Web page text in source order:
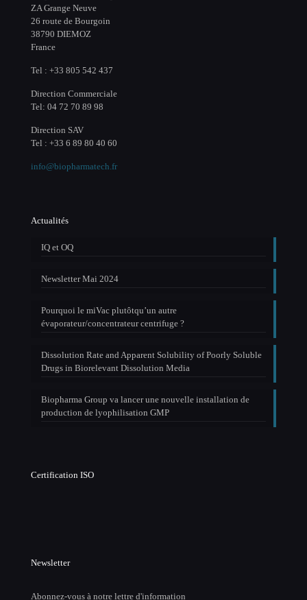
ZA Grange Neuve
26 route de Bourgoin
38790 DIEMOZ
France
Tel : +33 805 542 437
Direction Commerciale
Tel: 04 72 70 89 98
Direction SAV
Tel : +33 6 89 80 40 60
info@biopharmatech.fr
Actualités
IQ et OQ
Newsletter Mai 2024
Pourquoi le miVac plutôtqu’un autre
évaporateur/concentrateur centrifuge ?
Dissolution Rate and Apparent Solubility of Poorly Soluble
Drugs in Biorelevant Dissolution Media
Biopharma Group va lancer une nouvelle installation de
production de lyophilisation GMP
Certification ISO
Newsletter
Abonnez-vous à notre lettre d'information